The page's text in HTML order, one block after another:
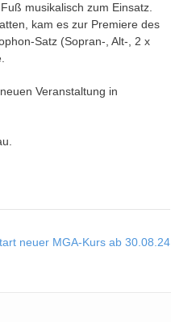
musikalisch zum Einsatz.
kam es zur Premiere des
Satz (Sopran-, Alt-, 2 x
Veranstaltung in
neuer MGA-Kurs ab 30.08.24